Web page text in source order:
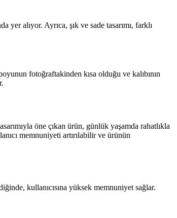
alıyor. Ayrıca, şık ve sade tasarımı, farklı
fotoğraftakinden kısa olduğu ve kalıbının
öne çıkan ürün, günlük yaşamda rahatlıkla
memnuniyeti artırılabilir ve ürünün
kullanıcısına yüksek memnuniyet sağlar.